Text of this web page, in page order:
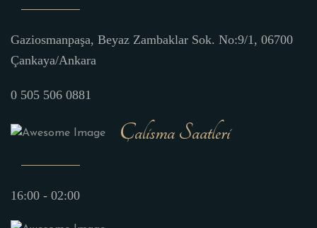
Gaziosmanpaşa, Beyaz Zambaklar Sok. No:9/1, 06700
Çankaya/Ankara
0 505 506 0881
Çalisma Saatleri
16:00 - 02:00